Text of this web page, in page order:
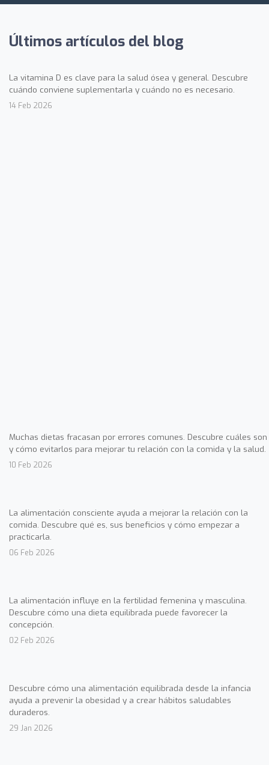
Últimos artículos del blog
La vitamina D es clave para la salud ósea y general. Descubre
cuándo conviene suplementarla y cuándo no es necesario.
14 Feb 2026
Muchas dietas fracasan por errores comunes. Descubre cuáles son
y cómo evitarlos para mejorar tu relación con la comida y la salud.
10 Feb 2026
La alimentación consciente ayuda a mejorar la relación con la
comida. Descubre qué es, sus beneficios y cómo empezar a
practicarla.
06 Feb 2026
La alimentación influye en la fertilidad femenina y masculina.
Descubre cómo una dieta equilibrada puede favorecer la
concepción.
02 Feb 2026
Descubre cómo una alimentación equilibrada desde la infancia
ayuda a prevenir la obesidad y a crear hábitos saludables
duraderos.
29 Jan 2026